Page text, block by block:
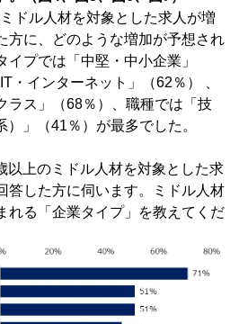
ドル人材を対象とした求人が増
方に、どのような増加が予想され
イプでは「中堅・中小企業」
・インターネット」（62％） 、
ラス」（68％）、職種では「技
」（41％）が最多でした。
以上のミドル人材を対象とした求
答した方に伺います。ミドル人材
れる「企業タイプ」を教えてくだ